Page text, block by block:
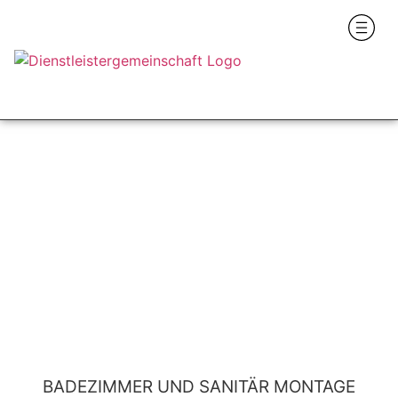
BADEZIMMER UND SANITÄR MONTAGE